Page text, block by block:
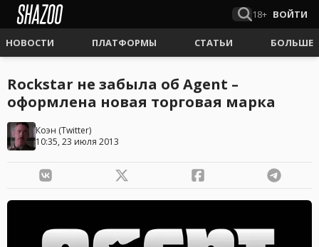
18+ ВОЙТИ
НОВОСТИ ПЛАТФОРМЫ СТАТЬИ БОЛЬШЕ
Rockstar не забыла об Agent –
оформлена новая торговая марка
Коэн (Twitter)
10:35, 23 июля 2013